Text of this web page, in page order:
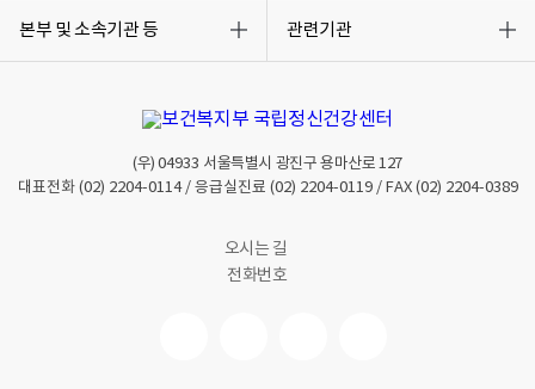
본부 및 소속기관 등
기
관련기관
기
(우)04933 서울특별시 광진구 용마산로 127
대표전화 (02) 2204-0114/ 응급실진료 (02) 2204-0119/ FAX (02) 2204-0389
오시는 길
전화번호